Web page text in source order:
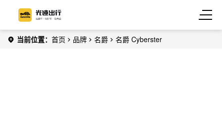
当前位置： 首页 品牌 名爵 名爵 Cyberster